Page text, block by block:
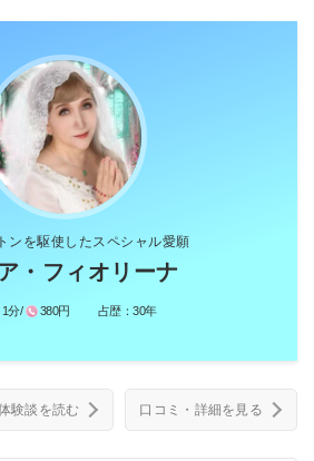
ンを駆使したスペシャル愛願
・フィオリーナ
1分/ 380円 占歴：30年
験談を読む 口コミ・詳細を見る